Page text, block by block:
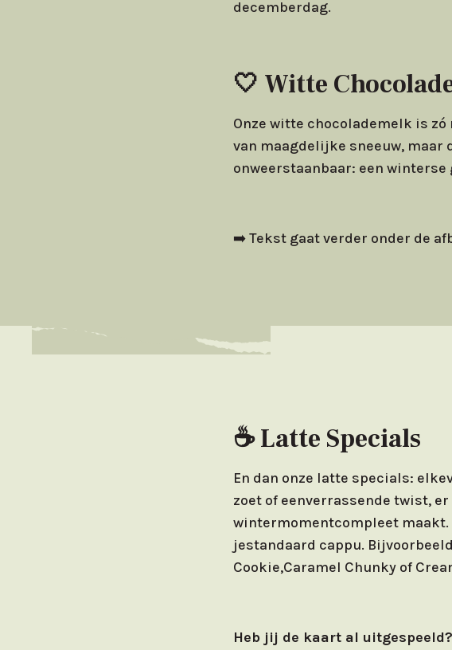
decemberdag.
🤍 Witte
Onze witte chocolademelk is
van maagdelijke sneeuw, maar
onweerstaanbaar: een
➡️ Tekst gaat verder onder de
☕ Latte Specials
En dan onze latte specials:
zoet of eenverrassende twist,
wintermomentcompleet maakt.
jestandaard cappu.
Cookie,Caramel Chunky of
Heb jij de kaart al uitgespeeld?